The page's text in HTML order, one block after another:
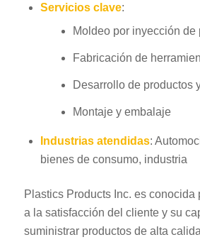
Servicios clave:
Moldeo por inyección de
Fabricación de
Desarrollo de productos
Montaje y embalaje
Industrias atendidas:
bienes de consumo, industria
Plastics Products Inc. es conocida
a la satisfacción del cliente y su
suministrar productos de alta